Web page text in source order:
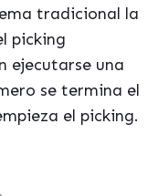
tradicional la
picking
ejecutarse una
se termina el
el picking.